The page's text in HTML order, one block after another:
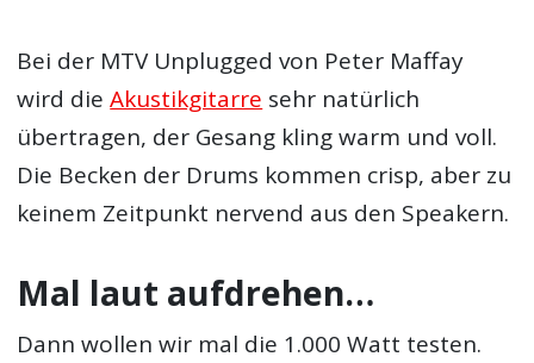
Bei der MTV Unplugged von Peter Maffay
wird dieAkustikgitarre sehr natürlich
übertragen, der Gesang kling warm und voll.
Die Becken der Drums kommen crisp, aber zu
keinem Zeitpunkt nervend aus den Speakern.
Mal laut aufdrehen…
Dann wollen wir mal die 1.000 Watt testen.